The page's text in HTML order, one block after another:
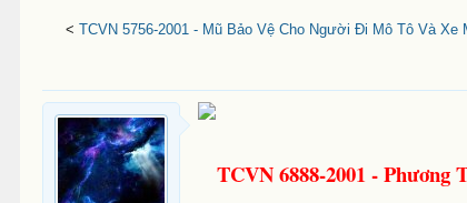
< TCVN 5756-2001 - Mũ Bảo Vệ Cho Người Đi Mô Tô Và Xe
TCVN 6888-2001 - Phương